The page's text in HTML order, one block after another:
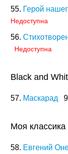
55. Герой
Недоступна
56.
Недоступна
Black and
57. Маскарад
Моя классика
58. Евгений